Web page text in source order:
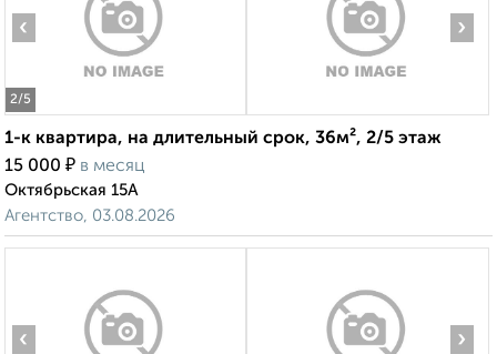
2/5
‹ ›
1-к квартира, на длительный срок, 36м², 2/5 этаж
15 000 ₽ в месяц
Октябрьская 15А
Агентство, 03.08.2026
‹ ›